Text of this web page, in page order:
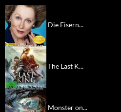
Die Eisern...
The Last K...
Monster on...